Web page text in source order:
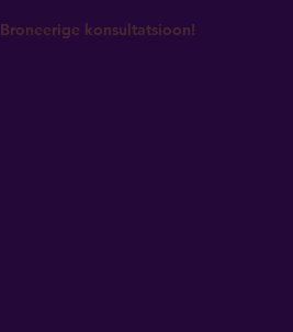
Broneerige konsultatsioon!